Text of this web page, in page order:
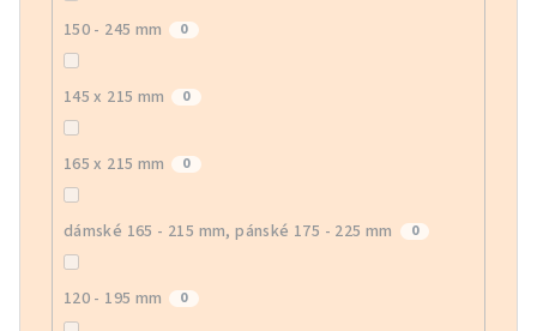
150 - 245 mm 0
145 x 215 mm 0
165 x 215 mm 0
dámské 165 - 215 mm, pánské 175 - 225 mm 0
120 - 195 mm 0